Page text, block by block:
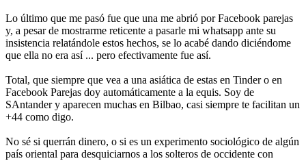
Lo último que me pasó fue que una me abrió por Facebook parejas
y, a pesar de mostrarme reticente a pasarle mi whatsapp ante su
insistencia relatándole estos hechos, se lo acabé dando diciéndome
que ella no era así ... pero efectivamente fue así.
Total, que siempre que vea a una asiática de estas en Tinder o en
Facebook Parejas doy automáticamente a la equis. Soy de
SAntander y aparecen muchas en Bilbao, casi siempre te facilitan un
+44 como digo.
No sé si querrán dinero, o si es un experimento sociológico de algún
país oriental para desquiciarnos a los solteros de occidente con